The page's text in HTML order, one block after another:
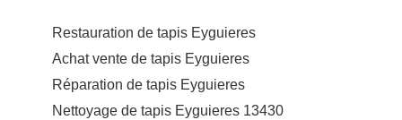
Restauration de tapis Eyguieres
Achat vente de tapis Eyguieres
Réparation de tapis Eyguieres
Nettoyage de tapis Eyguieres 13430